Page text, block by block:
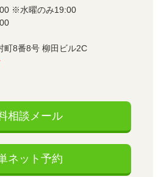
※水曜のみ19:00
町8番8号 柳田ビル2C
相談メール
ネット予約